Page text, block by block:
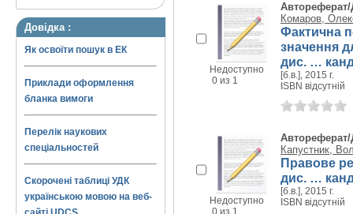
Довідка :
Як освоїти пошук в ЕК
Приклади оформлення
бланка вимоги
Перелік наукових
спеціальностей
Скорочені таблиці УДК
українською мовою на веб-
Недоступно
0 из 1
Автореферат/
Комаров,
Фактична
значення
дис. …
[б.в.], 2015 г.
ISBN відсутній
Недоступно
0 из 1
Автореферат/
Капустник,
Правове
дис. …
[б.в.], 2015 г.
ISBN відсутній